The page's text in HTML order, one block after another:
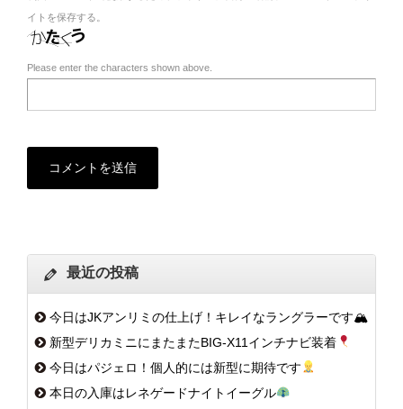
イトを保存する。
Please enter the characters shown above.
最近の投稿
今日はJKアンリミの仕上げ！キレイなラングラーです🏔
新型デリカミニにまたまたBIG-X11インチナビ装着
今日はパジェロ！個人的には新型に期待です
本日の入庫はレネゲードナイトイーグル